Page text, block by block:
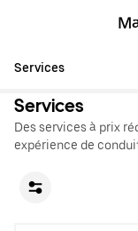
Services
Services
Des services à prix
expérience de